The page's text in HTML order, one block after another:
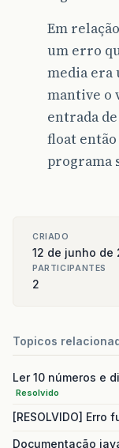
Em
um erro
media era
mantive o
entrada
float então
programa
CRIADO
12 de junho de
PARTICIPANTES
2
Topicos
Ler 10 números e
Resolvido
[RESOLVIDO] Erro
Documentação